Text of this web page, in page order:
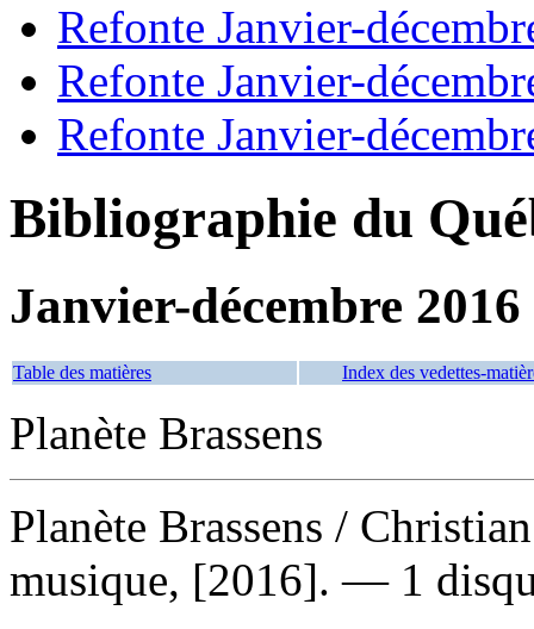
Refonte Janvier-
Refonte Janvier-
Refonte Janvier-
Bibliographie du
Janvier-décembre 2016
Table des matières Index des vedettes-
Planète Brassens
Planète Brassens /
musique, [2016]. — 1